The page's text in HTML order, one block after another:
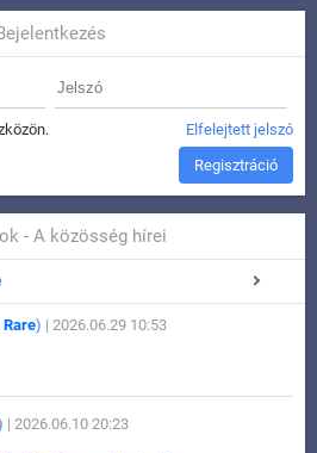
Elfelejtett jelszó
Regisztráció
- A közösség hírei
Rare) | 2026.06.29 10:53
| 2026.06.10 20:23